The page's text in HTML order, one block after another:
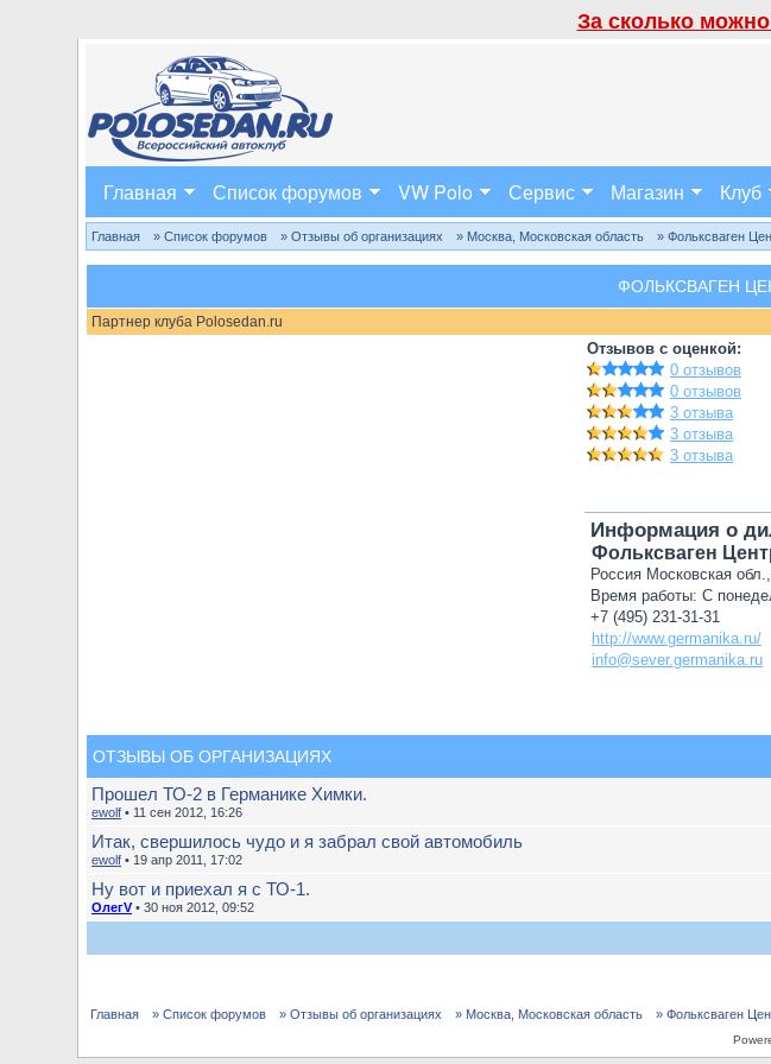
За сколько
Главная Список форумов VW Polo Сервис Магазин Клуб
Главная » Список форумов » Отзывы об организациях » Москва, Московская область » Фольксваген
ФОЛЬКСВАГЕН
Партнер клуба Polosedan.ru
Отзывов с оценкой:
0 отзывов
0 отзывов
3 отзыва
3 отзыва
3 отзыва
Информация о
Фольксваген
Россия Московская
Время работы: С
+7 (495) 231-31-31
http://www.germanika.ru/
info@sever.germanika.ru
ОТЗЫВЫ ОБ ОРГАНИЗАЦИЯХ
Прошел ТО-2 в Германике Химки.
ewolf • 11 сен 2012, 16:26
Итак, свершилось чудо и я забрал свой автомобиль
ewolf • 19 апр 2011, 17:02
Ну вот и приехал я с ТО-1.
ОлегV• 30 ноя 2012, 09:52
Главная » Список форумов » Отзывы об организациях » Москва, Московская область » Фольксваген